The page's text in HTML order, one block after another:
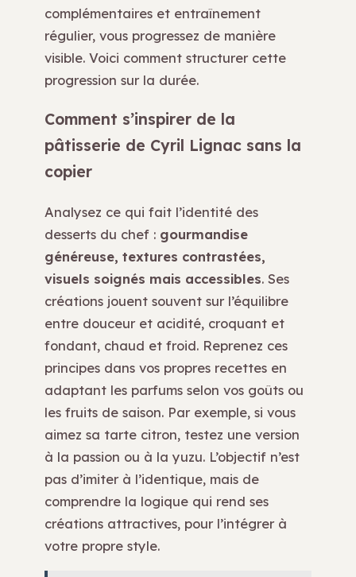
complémentaires et entraînement
régulier, vous progressez de manière
visible. Voici comment structurer cette
progression sur la durée.
Comment s’inspirer de la
pâtisserie de Cyril Lignac sans la
copier
Analysez ce qui fait l’identité des
desserts du chef : gourmandise
généreuse, textures contrastées,
visuels soignés mais accessibles. Ses
créations jouent souvent sur l’équilibre
entre douceur et acidité, croquant et
fondant, chaud et froid. Reprenez ces
principes dans vos propres recettes en
adaptant les parfums selon vos goûts ou
les fruits de saison. Par exemple, si vous
aimez sa tarte citron, testez une version
à la passion ou à la yuzu. L’objectif n’est
pas d’imiter à l’identique, mais de
comprendre la logique qui rend ses
créations attractives, pour l’intégrer à
votre propre style.